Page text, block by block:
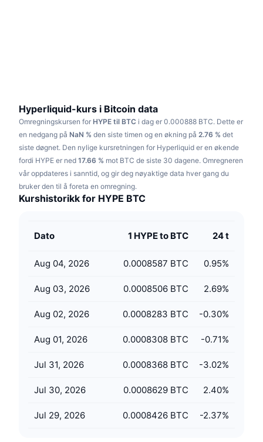
Idrett
Finans
Teknologi
Teknisk analyse
RSI
MACD
Derivater
Forskning
Videoer
Ordbok
Kampanjer
Lær og tjen
Kalendere
ICO-kalender
Hyperliquid-kurs i Bitcoin data
Omregningskursen for HYPE til BTC i dag er 0.000888 BTC. Dette er
en nedgang på NaN % den siste timen og en økning på 2.76 % det
siste døgnet. Den nylige kursretningen for Hyperliquid er en økende
fordi HYPE er ned 17.66 % mot BTC de siste 30 dagene. Omregneren
vår oppdateres i sanntid, og gir deg nøyaktige data hver gang du
bruker den til å foreta en omregning.
Kurshistorikk for HYPE BTC
Dato 1 HYPE to BTC 24 t
Aug 04, 2026 0.0008587 BTC 0.95%
Aug 03, 2026 0.0008506 BTC 2.69%
Aug 02, 2026 0.0008283 BTC -0.30%
Aug 01, 2026 0.0008308 BTC -0.71%
Jul 31, 2026 0.0008368 BTC -3.02%
Jul 30, 2026 0.0008629 BTC 2.40%
Jul 29, 2026 0.0008426 BTC -2.37%